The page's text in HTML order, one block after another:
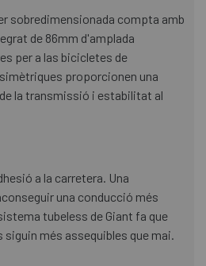
sobredimensionada compta amb
de 86mm d'amplada
per a las bicicletes de
proporcionen una
la transmissió i estabilitat al
a la carretera. Una
una conducció més
tubeless de Giant fa que
més assequibles que mai.